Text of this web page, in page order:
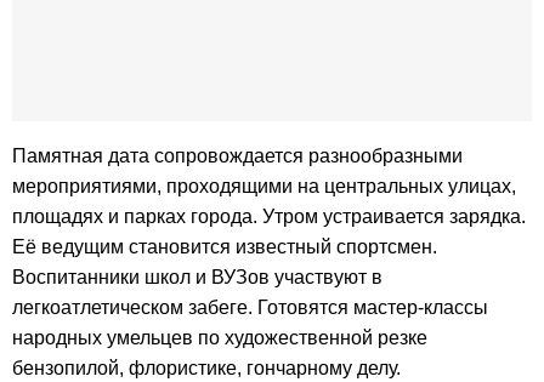
Памятная дата сопровождается разнообразными
мероприятиями, проходящими на центральных улицах,
площадях и парках города. Утром устраивается зарядка.
Её ведущим становится известный спортсмен.
Воспитанники школ и ВУЗов участвуют в
легкоатлетическом забеге. Готовятся мастер-классы
народных умельцев по художественной резке
бензопилой, флористике, гончарному делу.